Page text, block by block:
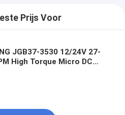
Prijs Voor
JGB37-3530 12/24V 27-
High Torque Micro DC